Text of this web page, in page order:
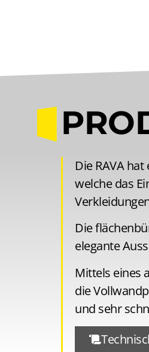
Die RAVA
welche das
Die
elegante
Mittels eines
die
und sehr